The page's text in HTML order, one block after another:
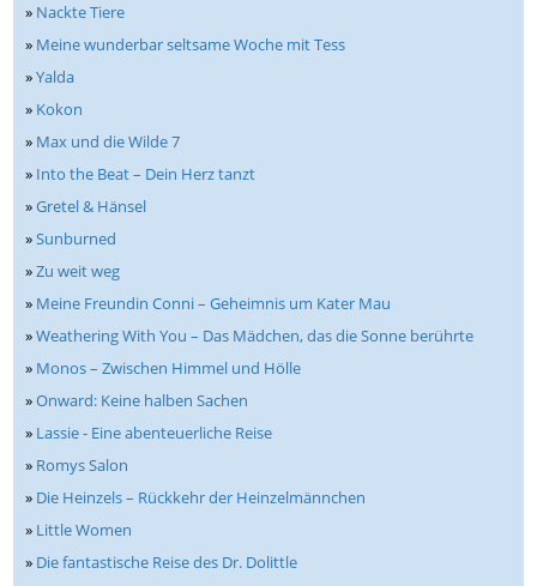
» Nackte Tiere
» Meine wunderbar seltsame Woche mit Tess
»Yalda
» Kokon
» Max und die Wilde 7
» Into the Beat – Dein Herz tanzt
»Gretel & Hänsel
»Sunburned
»Zu weit weg
» Meine Freundin Conni – Geheimnis um Kater Mau
»Weathering With You – Das Mädchen, das die Sonne berührte
» Monos – Zwischen Himmel und Hölle
»Onward: Keine halben Sachen
» Lassie - Eine abenteuerliche Reise
» Romys Salon
» Die Heinzels – Rückkehr der Heinzelmännchen
» Little Women
» Die fantastische Reise des Dr. Dolittle